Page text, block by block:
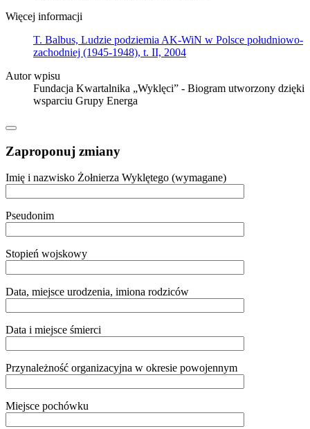
Więcej informacji
T. Balbus, Ludzie podziemia AK-WiN w Polsce południowo-
zachodniej (1945-1948), t. II, 2004
Autor wpisu
Fundacja Kwartalnika „Wyklęci” - Biogram utworzony dzięki
wsparciu Grupy Energa
Zaproponuj zmiany
Imię i nazwisko Żołnierza Wyklętego (wymagane)
Pseudonim
Stopień wojskowy
Data, miejsce urodzenia, imiona rodziców
Data i miejsce śmierci
Przynależność organizacyjna w okresie powojennym
Miejsce pochówku